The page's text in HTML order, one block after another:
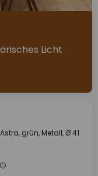
Licht
grün, Metall, Ø 41